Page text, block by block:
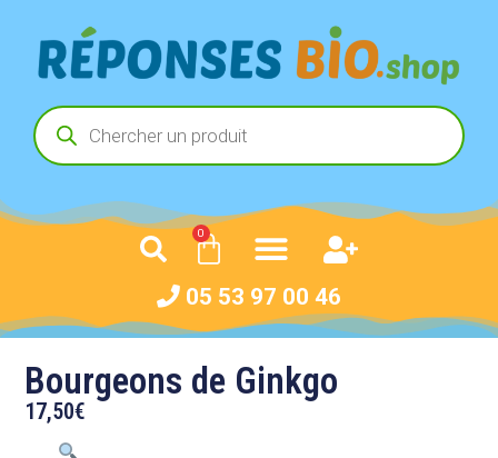
0
05 53 97 00 46
Bourgeons de Ginkgo
17,50€